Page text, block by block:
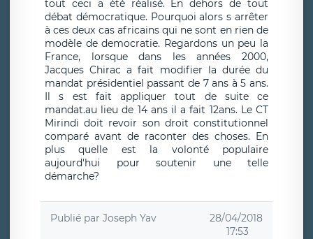
tout ceci a été réalisé. En dehors de tout
débat démocratique. Pourquoi alors s arrêter
à ces deux cas africains qui ne sont en rien de
modèle de democratie. Regardons un peu la
France, lorsque dans les années 2000,
Jacques Chirac a fait modifier la durée du
mandat présidentiel passant de 7 ans à 5 ans.
Il s est fait appliquer tout de suite ce
mandat.au lieu de 14 ans il a fait 12ans. Le CT
Mirindi doit revoir son droit constitutionnel
comparé avant de raconter des choses. En
plus quelle est la volonté populaire
aujourd'hui pour soutenir une telle
démarche?
Publié par Joseph Yav
28/04/2018
17:53